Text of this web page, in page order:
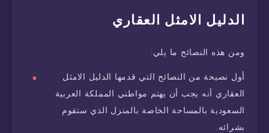
الدليل الامثل العقاري
ومن هذه النصائح ما يلي:
أول نصيحة من النصائح التي قدمها الدليل الامثل
العقاري أنه يجب أن يهتم مواطني المملكة العربية
السعودية بالمساحة الخاصة بالمنزل الذي ستقوم
بشرائه.